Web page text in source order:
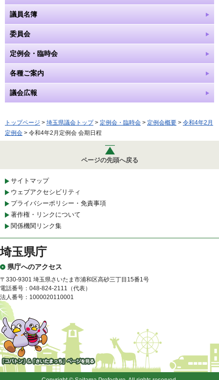
議員名簿
委員会
定例会・臨時会
各種ご案内
議会広報
トップページ > 埼玉県議会トップ> 定例会・臨時会 > 定例会概要 > 令和4年2月
定例会 > 令和4年2月定例会 会期日程
ページの先頭へ戻る
サイトマップ
ウェブアクセシビリティ
プライバシーポリシー・免責事項
著作権・リンクについて
関係機関リンク集
埼玉県庁
県庁へのアクセス
〒330-9301 埼玉県さいたま市浦和区高砂三丁目15番1号
電話番号：048-824-2111（代表）
法人番号：1000020110001
「コバトン」&「さいたまっ